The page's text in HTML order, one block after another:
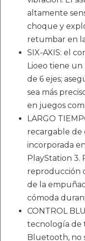
altamente
choque y
retumbar en
SIX-AXIS: el
Lioeo tiene
de 6 ejes;
sea más
en juegos
LARGO
recargable de
incorporada
PlayStation 3.
reproducción
de la
cómoda
CONTROL
tecnología de
Bluetooth, no